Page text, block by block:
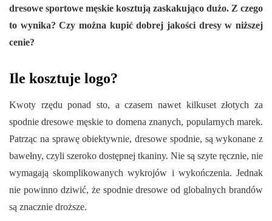
dresowe sportowe męskie kosztują zaskakująco dużo. Z czego
to wynika? Czy można kupić dobrej jakości dresy w niższej
cenie?
Ile kosztuje logo?
Kwoty rzędu ponad sto, a czasem nawet kilkuset złotych za
spodnie dresowe męskie to domena znanych, popularnych marek.
Patrząc na sprawę obiektywnie, dresowe spodnie, są wykonane z
bawełny, czyli szeroko dostępnej tkaniny. Nie są szyte ręcznie, nie
wymagają skomplikowanych wykrojów i wykończenia. Jednak
nie powinno dziwić, że spodnie dresowe od globalnych brandów
są znacznie droższe.